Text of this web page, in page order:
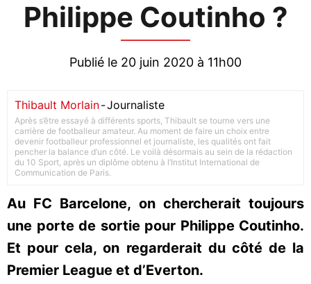
Philippe Coutinho ?
Publié le 20 juin 2020 à 11h00
Thibault Morlain-Journaliste
Après s’être essayé à différents sports, Thibault se tourne vers une
carrière de footballeur amateur. Au moment de faire un choix entre
devenir footballeur professionnel et journaliste, les qualités ont fait
pencher la balance d’un côté. Le voilà désormais au sein de la rédaction
du 10 Sport, après un diplôme obtenu à l’Institut International de
Communication de Paris.
Au FC Barcelone, on chercherait toujours
une porte de sortie pour Philippe Coutinho.
Et pour cela, on regarderait du côté de la
Premier League et d’Everton.